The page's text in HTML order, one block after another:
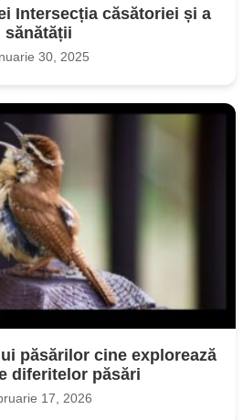
Intersecția căsătoriei și a
sănătății
30, 2025
păsărilor cine explorează
diferitelor păsări
17, 2026